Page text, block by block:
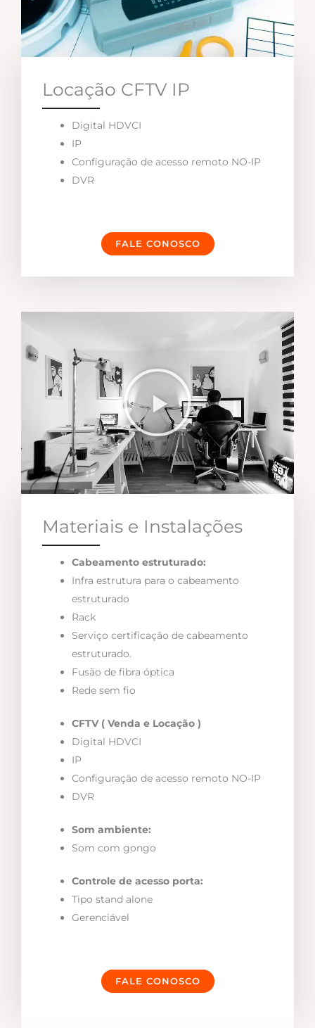
Locação CFTV IP
Digital HDVCI
IP
Configuração de acesso remoto NO-IP
DVR
FALE CONOSCO
Materiais e Instalações
Cabeamento estruturado:
Infra estrutura para o cabeamento
estruturado
Rack
Serviço certificação de cabeamento
estruturado.
Fusão de fibra óptica
Rede sem fio
CFTV ( Venda e Locação )
Digital HDVCI
IP
Configuração de acesso remoto NO-IP
DVR
Som ambiente:
Som com gongo
Controle de acesso porta:
Tipo stand alone
Gerenciável
FALE CONOSCO